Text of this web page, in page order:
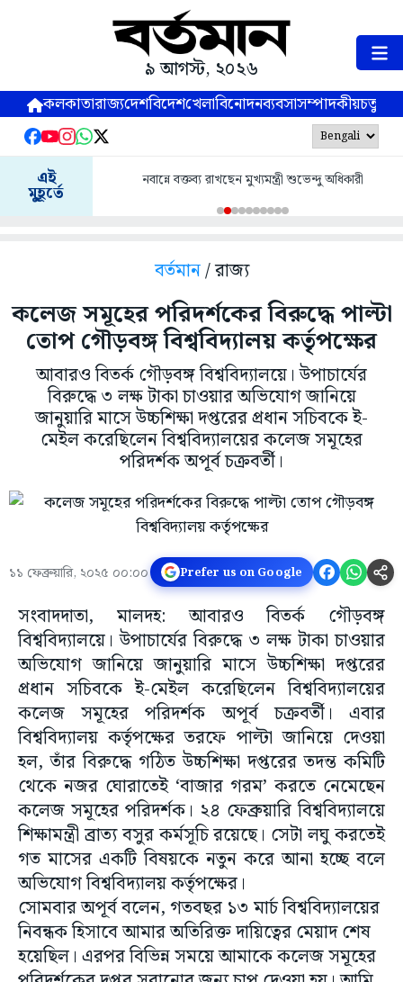
৯ আগস্ট, ২০২৬
কলকাতারাজ্যদেশবিদেশখেলাবিনোদনব্যবসাসম্পাদকীয়
এই
মুহূর্তে
নবান্নে বক্তব্য রাখছেন মুখ্যমন্ত্রী শুভেন্দু অধিকারী
বর্তমান/ রাজ্য
কলেজ সমূহের পরিদর্শকের বিরুদ্ধে পাল্টা
তোপ গৌড়বঙ্গ বিশ্ববিদ্যালয় কর্তৃপক্ষের
আবারও বিতর্ক গৌড়বঙ্গ বিশ্ববিদ্যালয়ে। উপাচার্যের
বিরুদ্ধে ৩ লক্ষ টাকা চাওয়ার অভিযোগ জানিয়ে
জানুয়ারি মাসে উচ্চশিক্ষা দপ্তরের প্রধান সচিবকে ই-
মেইল করেছিলেন বিশ্ববিদ্যালয়ের কলেজ সমূহের
পরিদর্শক অপূর্ব চক্রবর্তী।
১১ ফেব্রুয়ারি, ২০২৫ ০০:০০ Prefer us on Google
সংবাদদাতা, মালদহ: আবারও বিতর্ক গৌড়বঙ্গ
বিশ্ববিদ্যালয়ে। উপাচার্যের বিরুদ্ধে ৩ লক্ষ টাকা চাওয়ার
অভিযোগ জানিয়ে জানুয়ারি মাসে উচ্চশিক্ষা দপ্তরের
প্রধান সচিবকে ই-মেইল করেছিলেন বিশ্ববিদ্যালয়ের
কলেজ সমূহের পরিদর্শক অপূর্ব চক্রবর্তী। এবার
বিশ্ববিদ্যালয় কর্তৃপক্ষের তরফে পাল্টা জানিয়ে দেওয়া
হল, তাঁর বিরুদ্ধে গঠিত উচ্চশিক্ষা দপ্তরের তদন্ত কমিটি
থেকে নজর ঘোরাতেই ‘বাজার গরম’ করতে নেমেছেন
কলেজ সমূহের পরিদর্শক। ২৪ ফেব্রুয়ারি বিশ্ববিদ্যালয়ে
শিক্ষামন্ত্রী ব্রাত্য বসুর কর্মসূচি রয়েছে। সেটা লঘু করতেই
গত মাসের একটি বিষয়কে নতুন করে আনা হচ্ছে বলে
অভিযোগ বিশ্ববিদ্যালয় কর্তৃপক্ষের।
সোমবার অপূর্ব বলেন, গতবছর ১৩ মার্চ বিশ্ববিদ্যালয়ের
নিবন্ধক হিসাবে আমার অতিরিক্ত দায়িত্বের মেয়াদ শেষ
হয়েছিল। এরপর বিভিন্ন সময়ে আমাকে কলেজ সমূহের